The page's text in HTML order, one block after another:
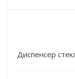
Диспенсер